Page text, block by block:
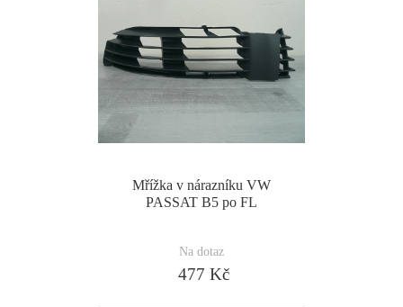
Mřížka v nárazníku VW
PASSAT B5 po FL
Na dotaz
477 Kč